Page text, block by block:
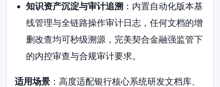
知识资产沉淀与审计追溯 ：内置自动化版本基
线管理与全链路操作审计日志，任何文档的增
删改查均可秒级溯源，完美契合金融强监管下
的内控审查与合规审计要求。
适用场景 ：高度适配银行核心系统研发文档库、